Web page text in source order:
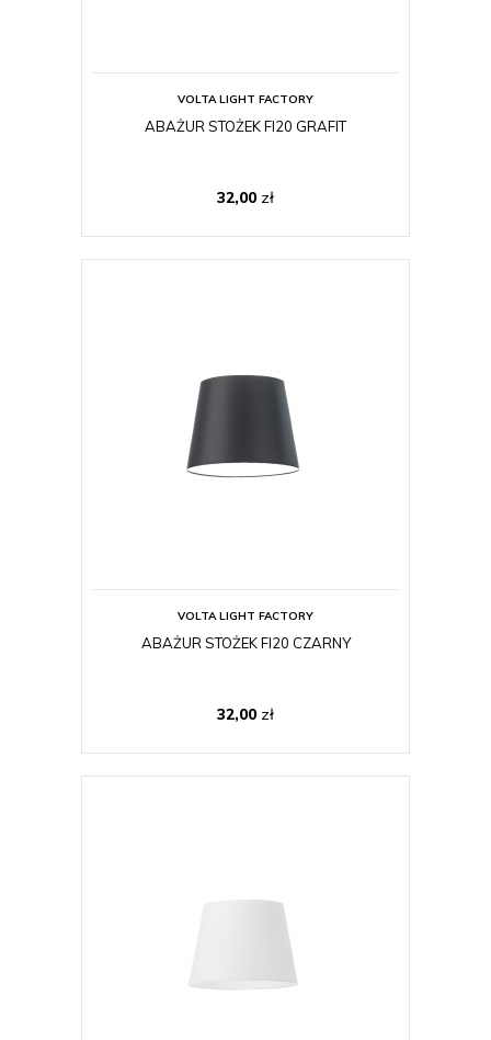
VOLTA LIGHT FACTORY
ABAŻUR STOŻEK FI20 GRAFIT
32,00 zł
VOLTA LIGHT FACTORY
ABAŻUR STOŻEK FI20 CZARNY
32,00 zł